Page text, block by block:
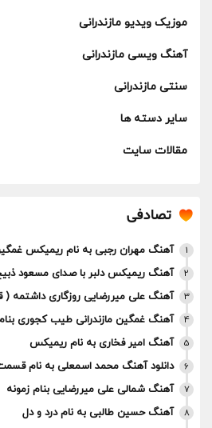
موزیک ویدیو مازندرانی
آهنگ ویسی مازندرانی
سنتی مازندرانی
سایر دسته ها
مقالات سایت
تصادفی
1 آهنگ مهران رجبی به نام ریمیکس
2 آهنگ ریمیکس دلبر با صدای مسعود
3 آهنگ علی میررضایی روزگاری داشتمه
4 آهنگ غمگین مازندرانی طیب کجوری بنام
5 آهنگ امیر فخاری به نام ریمیکس
6 دانلود آهنگ محمد اسمعلی به نام
7 آهنگ شمالی علی میررضایی بنام زمونه
8 آهنگ حسین طالبی به نام درد و دل